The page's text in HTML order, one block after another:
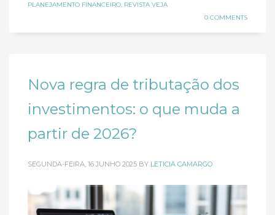
PLANEJAMENTO FINANCEIRO, REVISTA VEJA
0 COMMENTS
Nova regra de tributação dos
investimentos: o que muda a
partir de 2026?
SEGUNDA-FEIRA, 16 JUNHO 2025 BY LETICIA CAMARGO